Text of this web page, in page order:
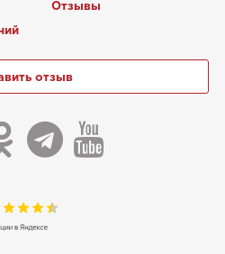
Отзывы
отзыв